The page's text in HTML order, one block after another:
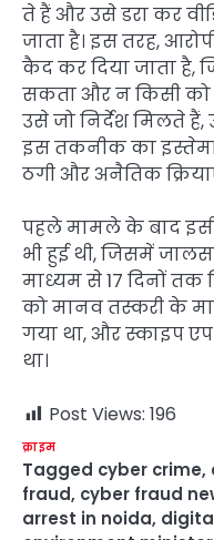
ते हैं और उसे डरा कर
जाता है। इस तरह,
कैद कर दिया जाता है,
सकता और न किसी को
उसे जो निर्देश मिलते
इस तकनीक का
ठगी और अनैतिक
पहले मामले के बाद इसी
भी हुई थी, जिसमें
माध्यम से 17 दिनों तक
को मानव तस्करी के
गया था, और स्काइप
था।
Post Views: 196
क्राइम
Tagged cyber crime,
fraud, cyber fraud
arrest in noida,